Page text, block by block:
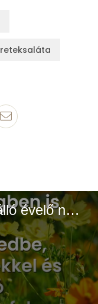
reteksaláta
Júliusban ültesd el: 7 hőálló évelő növény a színes és buja kertért